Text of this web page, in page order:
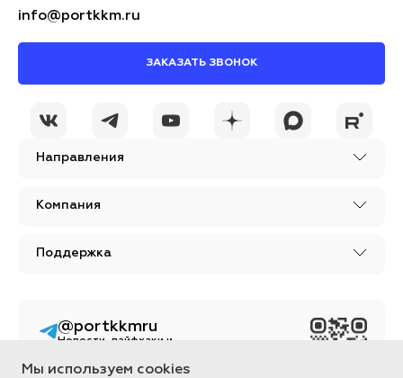
Направления
Компания
Поддержка
info@portkkm.ru
ЗАКАЗАТЬ ЗВОНОК
@portkkmru
Новости, лайфхаки и
контент PORT - бизнес
Мы используем cookies